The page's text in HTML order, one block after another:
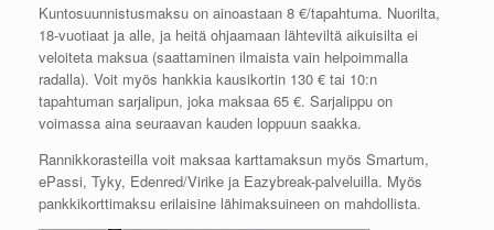
Kuntosuunnistusmaksu on ainoastaan 8 €/tapahtuma. Nuorilta,
18-vuotiaat ja alle, ja heitä ohjaamaan lähteviltä aikuisilta ei
veloiteta maksua (saattaminen ilmaista vain helpoimmalla
radalla). Voit myös hankkia kausikortin 130 € tai 10:n
tapahtuman sarjalipun, joka maksaa 65 €. Sarjalippu on
voimassa aina seuraavan kauden loppuun saakka.
Rannikkorasteilla voit maksaa karttamaksun myös Smartum,
ePassi, Tyky, Edenred/Virike ja Eazybreak-palveluilla. Myös
pankkikorttimaksu erilaisine lähimaksuineen on mahdollista.